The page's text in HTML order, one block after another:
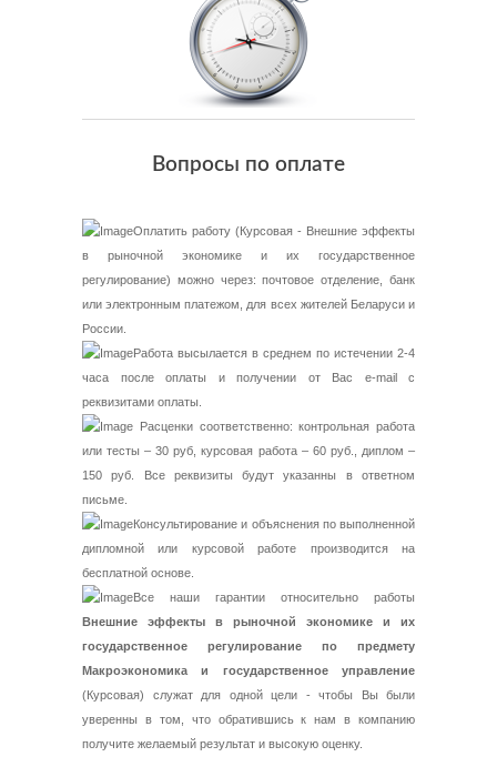
Вопросы по оплате
Оплатить работу (Курсовая - Внешние эффекты
в рыночной экономике и их государственное
регулирование) можно через: почтовое отделение, банк
или электронным платежом, для всех жителей Беларуси и
России.
Работа высылается в среднем по истечении 2-4
часа после оплаты и получении от Вас e-mail с
реквизитами оплаты.
Расценки соответственно: контрольная работа
или тесты – 30 руб, курсовая работа – 60 руб., диплом –
150 руб. Все реквизиты будут указанны в ответном
письме.
Консультирование и объяснения по выполненной
дипломной или курсовой работе производится на
бесплатной основе.
Все наши гарантии относительно работы
Внешние эффекты в рыночной экономике и их
государственное регулирование по предмету
Макроэкономика и государственное управление
(Курсовая) служат для одной цели - чтобы Вы были
уверенны в том, что обратившись к нам в компанию
получите желаемый результат и высокую оценку.